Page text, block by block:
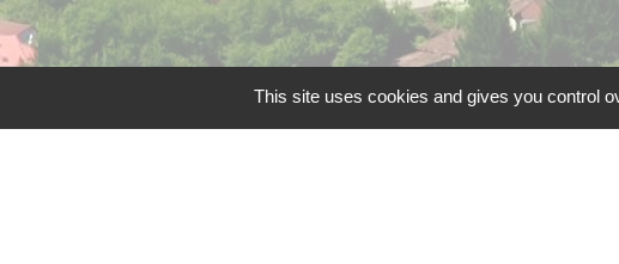
This site uses cookies and gives you control